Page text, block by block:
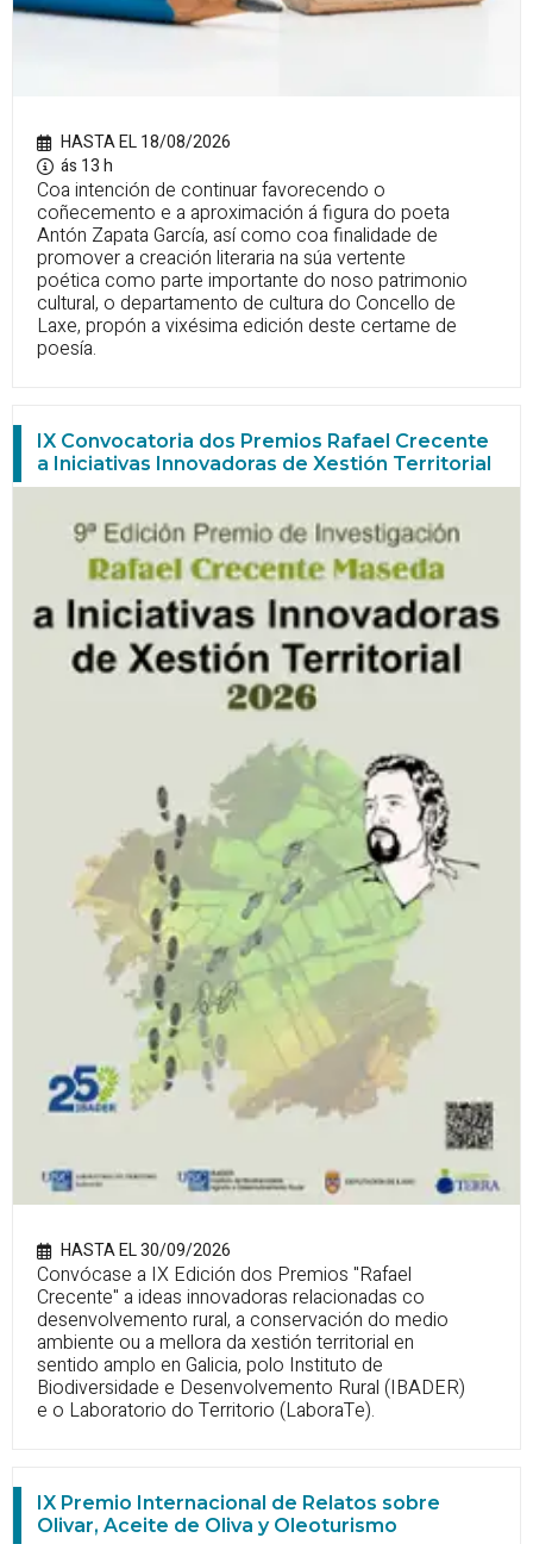
HASTA EL 18/08/2026
ás 13 h
Coa intención de continuar favorecendo o
coñecemento e a aproximación á figura do poeta
Antón Zapata García, así como coa finalidade de
promover a creación literaria na súa vertente
poética como parte importante do noso patrimonio
cultural, o departamento de cultura do Concello de
Laxe, propón a vixésima edición deste certame de
poesía.
IX Convocatoria dos Premios Rafael Crecente
a Iniciativas Innovadoras de Xestión Territorial
HASTA EL 30/09/2026
Convócase a IX Edición dos Premios "Rafael
Crecente" a ideas innovadoras relacionadas co
desenvolvemento rural, a conservación do medio
ambiente ou a mellora da xestión territorial en
sentido amplo en Galicia, polo Instituto de
Biodiversidade e Desenvolvemento Rural (IBADER)
e o Laboratorio do Territorio (LaboraTe).
IX Premio Internacional de Relatos sobre
Olivar, Aceite de Oliva y Oleoturismo